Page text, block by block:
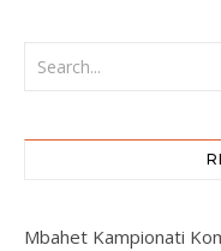
Mbahet Kampionati